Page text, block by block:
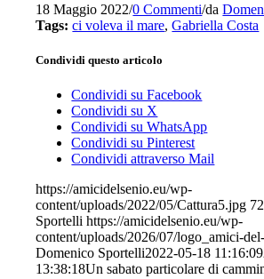
18 Maggio 2022/0 Commenti/da
Tags: ci voleva il mare,Gabriella Costa
Condividi questo articolo
Condividi su Facebook
Condividi su X
Condividi su WhatsApp
Condividi su Pinterest
Condividi attraverso Mail
https://amicidelsenio.eu/wp-
content/uploads/2022/05/Cattura5.jpg
Sportelli https://amicidelsenio.eu/wp-
content/uploads/2026/07/logo_amici-
Domenico Sportelli2022-05-18 11:16:09
13:38:18Un sabato particolare di